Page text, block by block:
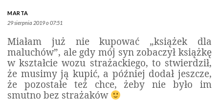
MARTA
29 sierpnia 2019 o 07:51
Miałam już nie kupować „książek dla
maluchów”, ale gdy mój syn zobaczył książkę
w kształcie wozu strażackiego, to stwierdził,
że musimy ją kupić, a później dodał jeszcze,
że pozostałe też chce, żeby nie było im
smutno bez strażaków